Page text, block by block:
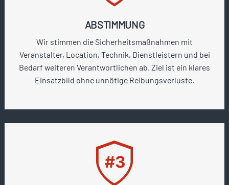
ABSTIMMUNG
Wir stimmen die Sicherheitsmaßnahmen mit
Veranstalter, Location, Technik, Dienstleistern und bei
Bedarf weiteren Verantwortlichen ab. Ziel ist ein klares
Einsatzbild ohne unnötige Reibungsverluste.